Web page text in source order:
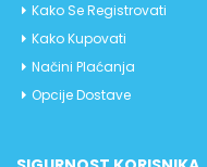
Kako Se Registrovati
Kako Kupovati
Načini Plaćanja
Opcije Dostave